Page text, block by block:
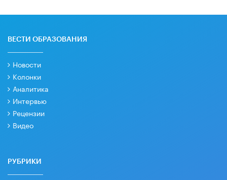
ВЕСТИ ОБРАЗОВАНИЯ
Новости
Колонки
Аналитика
Интервью
Рецензии
Видео
РУБРИКИ